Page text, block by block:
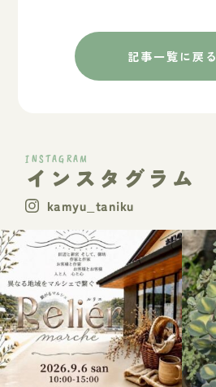
記事一覧に戻る
INSTAGRAM
インスタグラム
kamyu_taniku